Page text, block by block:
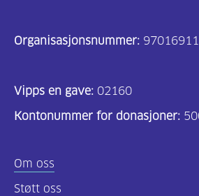
Organisasjonsnummer:
Vipps en gave: 02160
Kontonummer for donasjoner:
Om oss
Støtt oss